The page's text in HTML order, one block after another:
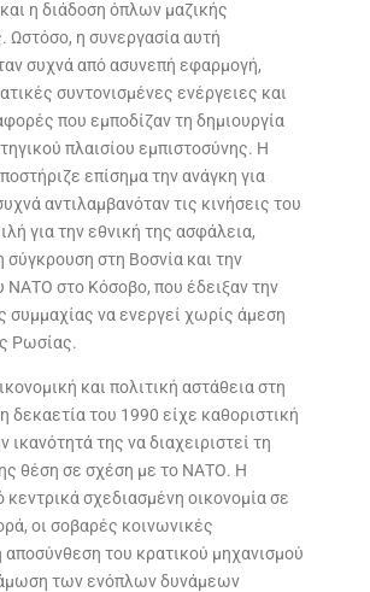
η διάδοση όπλων μαζικής
Ωστόσο, η συνεργασία αυτή
συχνά από ασυνεπή εφαρμογή,
συντονισμένες ενέργειες και
που εμποδίζαν τη δημιουργία
πλαισίου εμπιστοσύνης. Η
επίσημα την ανάγκη για
αντιλαμβανόταν τις κινήσεις του
για την εθνική της ασφάλεια,
σύγκρουση στη Βοσνία και την
ΝΑΤΟ στο Κόσοβο, που έδειξαν την
συμμαχίας να ενεργεί χωρίς άμεση
Ρωσίας.
και πολιτική αστάθεια στη
δεκαετία του 1990 είχε καθοριστική
ικανότητά της να διαχειριστεί τη
θέση σε σχέση με το ΝΑΤΟ. Η
σχεδιασμένη οικονομία σε
οι σοβαρές κοινωνικές
αποσύνθεση του κρατικού μηχανισμού
των ενόπλων δυνάμεων